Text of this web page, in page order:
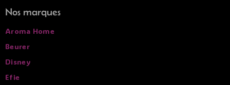
Nos marques
Aroma Home
Beurer
Disney
Efie